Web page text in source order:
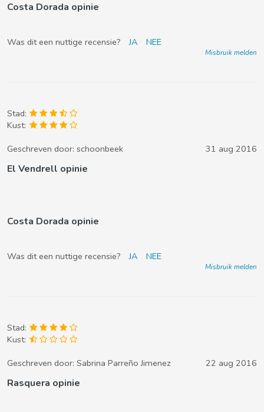
Costa Dorada opinie
Was dit een nuttige recensie? JA NEE
Misbruik melden
Stad:
Kust:
Geschreven door: schoonbeek 31 aug 2016
El Vendrell opinie
Costa Dorada opinie
Was dit een nuttige recensie? JA NEE
Misbruik melden
Stad:
Kust:
Geschreven door: Sabrina Parreño Jimenez 22 aug 2016
Rasquera opinie